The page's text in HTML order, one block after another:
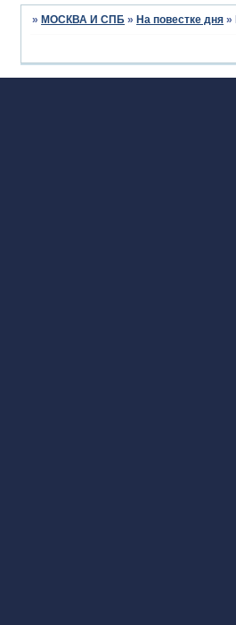
» МОСКВА И СПБ » На повестке дня »